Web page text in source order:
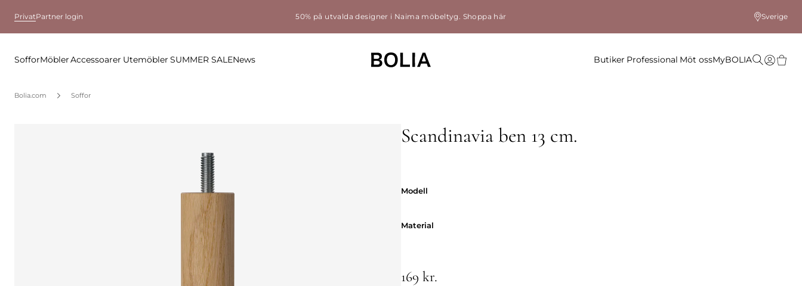
PrivatPartner login 50% på utvalda designer i Naima möbeltyg. Shoppa här Sverige
SofforMöblerAccessoarer Utemöbler SUMMER SALENews Butiker Professional Möt ossMyBOLIA
Bolia.com Soffor
Scandinavia ben 13 cm.
Modell
Material
169 kr.